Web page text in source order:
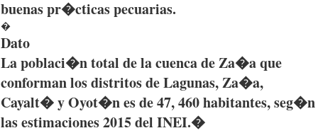
buenaspr�cticaspecuarias.
�
Dato
Lapoblaci�ntotal de lacuencadeZa�aque
conformanlosdistritosdeLagunas,Za�a,
Cayalt�yOyot�nesde 47, 460habitantes,seg�n
lasestimaciones2015 del INEI.�